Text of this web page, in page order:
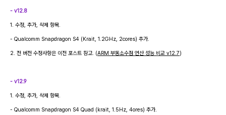
- v12.8
1. 수정, 추가, 삭제 항목.
- Qualcomm Snapdragon S4 (Krait, 1.2GHz, 2cores) 추가.
2. 전 버전 수정사항은 이전 포스트 참고. (ARM 부동소수점 연산 성능 비교 v12.7)
- v12.9
1. 수정, 추가, 삭제 항목.
- Qualcomm Snapdragon S4 Quad (krait, 1.5Hz, 4ores) 추가.